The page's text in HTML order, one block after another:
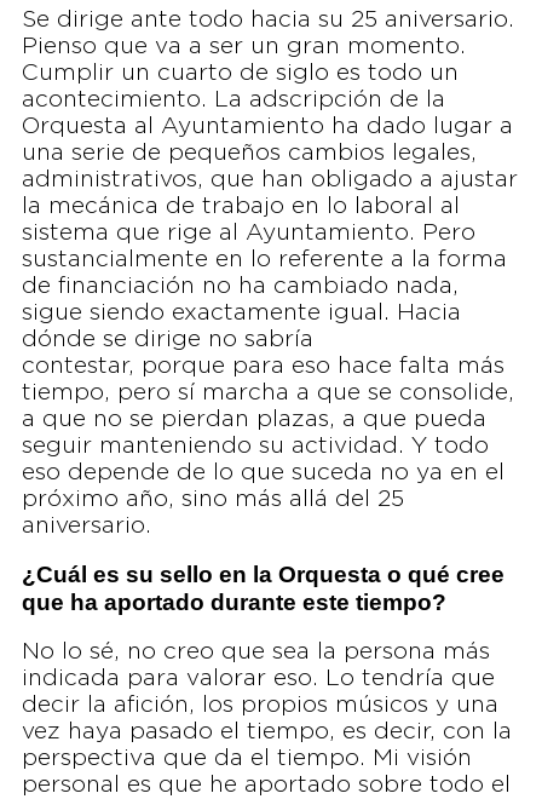
Se dirige ante todo hacia su 25 aniversario.
Pienso que va a ser un gran momento.
Cumplir un cuarto de siglo es todo un
acontecimiento. La adscripción de la
Orquesta al Ayuntamiento ha dado lugar a
una serie de pequeños cambios legales,
administrativos, que han obligado a ajustar
la mecánica de trabajo en lo laboral al
sistema que rige al Ayuntamiento. Pero
sustancialmente en lo referente a la forma
de financiación no ha cambiado nada,
sigue siendo exactamente igual. Hacia
dónde se dirige no sabría
contestar, porque para eso hace falta más
tiempo, pero sí marcha a que se consolide,
a que no se pierdan plazas, a que pueda
seguir manteniendo su actividad. Y todo
eso depende de lo que suceda no ya en el
próximo año, sino más allá del 25
aniversario.
¿Cuál es su sello en la Orquesta o qué cree
que ha aportado durante este tiempo?
No lo sé, no creo que sea la persona más
indicada para valorar eso. Lo tendría que
decir la afición, los propios músicos y una
vez haya pasado el tiempo, es decir, con la
perspectiva que da el tiempo. Mi visión
personal es que he aportado sobre todo el